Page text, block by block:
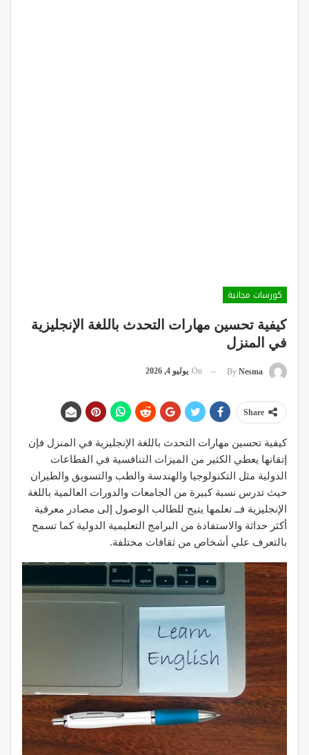
كورسات مجانية
كيفية تحسين مهارات التحدث باللغة الإنجليزية
في المنزل
By Nesma
On يوليو 4, 2026
Share
كيفية تحسين مهارات التحدث باللغة الإنجليزية في المنزل فإن
إتقانها يعطي الكثير من الميزات التنافسية في القطاعات
الدولية مثل التكنولوجيا والهندسة والطب والتسويق والطيران
حيث تدرس نسبة كبيرة من الجامعات والدورات العالمية باللغة
الإنجليزية فــ تعلمها يتيح للطالب الوصول إلى مصادر معرفية
أكثر حداثة والاستفادة من البرامج التعليمية الدولية كما تسمح
بالتعرف علي أشخاص من ثقافات مختلفة.